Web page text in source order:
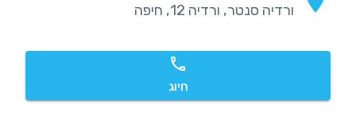
ורדיה סנטר, ורדיה 12, חיפה
חיוג